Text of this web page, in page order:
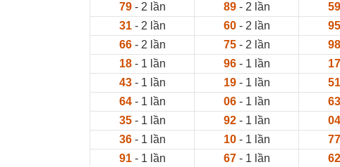
79- 2 lần 89- 2 lần 59
31- 2 lần 60- 2 lần 95
66- 2 lần 75- 2 lần 98
18- 1 lần 96- 1 lần 17
43- 1 lần 19- 1 lần 51
64- 1 lần 06- 1 lần 63
35- 1 lần 92- 1 lần 04
36- 1 lần 10- 1 lần 77
91- 1 lần 67- 1 lần 62